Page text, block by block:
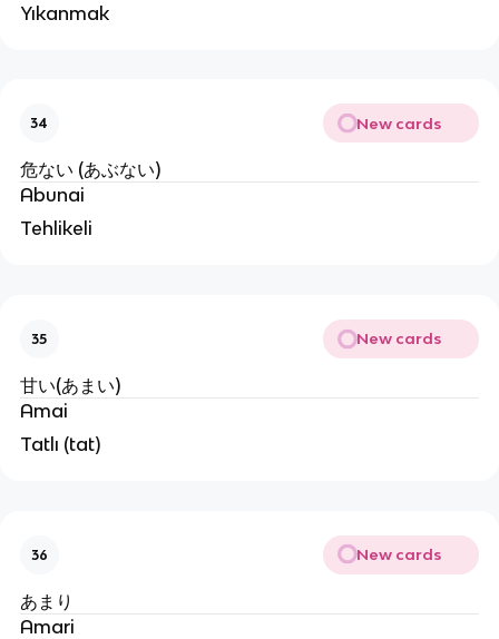
Yıkanmak
34 New cards
危ない (あぶない)
Abunai
Tehlikeli
35 New cards
甘い(あまい)
Amai
Tatlı (tat)
36 New cards
あまり
Amari